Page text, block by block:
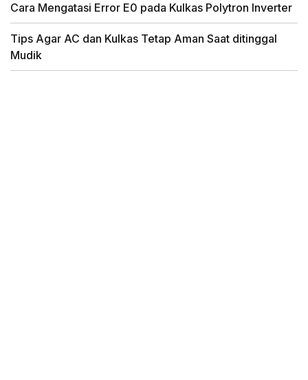
Cara Mengatasi Error E0 pada Kulkas Polytron Inverter
Tips Agar AC dan Kulkas Tetap Aman Saat ditinggal
Mudik